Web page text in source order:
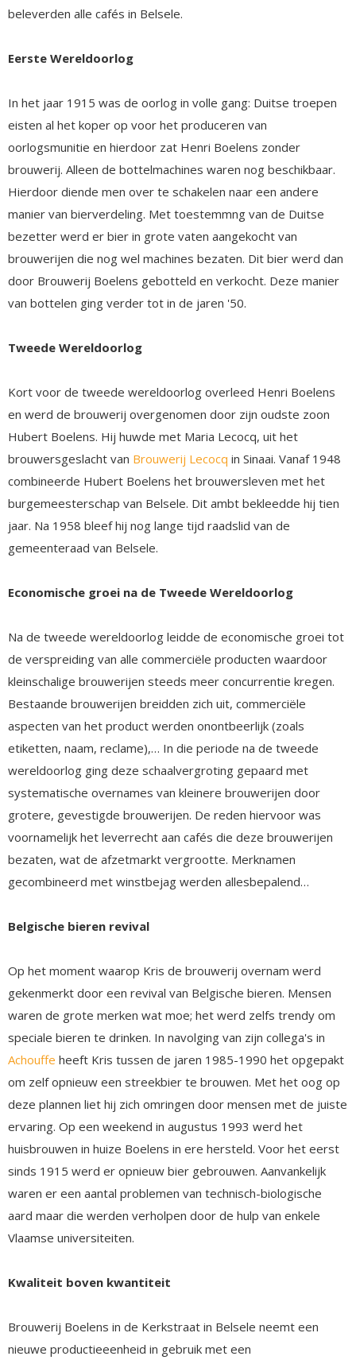
beleverden alle cafés in Belsele.
Eerste Wereldoorlog
In het jaar 1915 was de oorlog in volle gang: Duitse troepen
eisten al het koper op voor het produceren van
oorlogsmunitie en hierdoor zat Henri Boelens zonder
brouwerij. Alleen de bottelmachines waren nog beschikbaar.
Hierdoor diende men over te schakelen naar een andere
manier van bierverdeling. Met toestemmng van de Duitse
bezetter werd er bier in grote vaten aangekocht van
brouwerijen die nog wel machines bezaten. Dit bier werd dan
door Brouwerij Boelens gebotteld en verkocht. Deze manier
van bottelen ging verder tot in de jaren '50.
Tweede Wereldoorlog
Kort voor de tweede wereldoorlog overleed Henri Boelens
en werd de brouwerij overgenomen door zijn oudste zoon
Hubert Boelens. Hij huwde met Maria Lecocq, uit het
brouwersgeslacht van Brouwerij Lecocq in Sinaai. Vanaf 1948
combineerde Hubert Boelens het brouwersleven met het
burgemeesterschap van Belsele. Dit ambt bekleedde hij tien
jaar. Na 1958 bleef hij nog lange tijd raadslid van de
gemeenteraad van Belsele.
Economische groei na de Tweede Wereldoorlog
Na de tweede wereldoorlog leidde de economische groei tot
de verspreiding van alle commerciële producten waardoor
kleinschalige brouwerijen steeds meer concurrentie kregen.
Bestaande brouwerijen breidden zich uit, commerciële
aspecten van het product werden onontbeerlijk (zoals
etiketten, naam, reclame),… In die periode na de tweede
wereldoorlog ging deze schaalvergroting gepaard met
systematische overnames van kleinere brouwerijen door
grotere, gevestigde brouwerijen. De reden hiervoor was
voornamelijk het leverrecht aan cafés die deze brouwerijen
bezaten, wat de afzetmarkt vergrootte. Merknamen
gecombineerd met winstbejag werden allesbepalend…
Belgische bieren revival
Op het moment waarop Kris de brouwerij overnam werd
gekenmerkt door een revival van Belgische bieren. Mensen
waren de grote merken wat moe; het werd zelfs trendy om
speciale bieren te drinken. In navolging van zijn collega's in
Achouffe heeft Kris tussen de jaren 1985-1990 het opgepakt
om zelf opnieuw een streekbier te brouwen. Met het oog op
deze plannen liet hij zich omringen door mensen met de juiste
ervaring. Op een weekend in augustus 1993 werd het
huisbrouwen in huize Boelens in ere hersteld. Voor het eerst
sinds 1915 werd er opnieuw bier gebrouwen. Aanvankelijk
waren er een aantal problemen van technisch-biologische
aard maar die werden verholpen door de hulp van enkele
Vlaamse universiteiten.
Kwaliteit boven kwantiteit
Brouwerij Boelens in de Kerkstraat in Belsele neemt een
nieuwe productieeenheid in gebruik met een